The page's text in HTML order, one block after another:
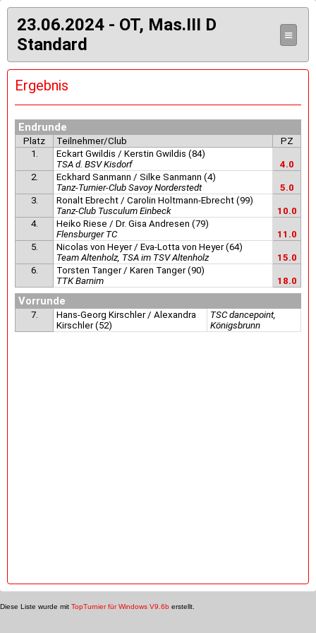
23.06.2024 - OT, Mas.III D
Standard
≡
Ergebnis
Endrunde
Platz Teilnehmer/Club
PZ
1.
Eckart Gwildis / Kerstin Gwildis (84)
TSA d. BSV Kisdorf
4.0
2.
Eckhard Sanmann / Silke Sanmann (4)
Tanz-Turnier-Club Savoy Norderstedt
5.0
3.
Ronalt Ebrecht / Carolin Holtmann-Ebrecht (99)
Tanz-Club Tusculum Einbeck
10.0
4.
Heiko Riese / Dr. Gisa Andresen (79)
Flensburger TC
11.0
5.
Nicolas von Heyer / Eva-Lotta von Heyer (64)
Team Altenholz, TSA im TSV Altenholz
15.0
6.
Torsten Tanger / Karen Tanger (90)
TTK Barnim
18.0
Vorrunde
7.
Hans-Georg Kirschler / Alexandra
Kirschler (52)
TSC dancepoint,
Königsbrunn
Diese Liste wurde mit TopTurnier für Windows V9.6b erstellt.